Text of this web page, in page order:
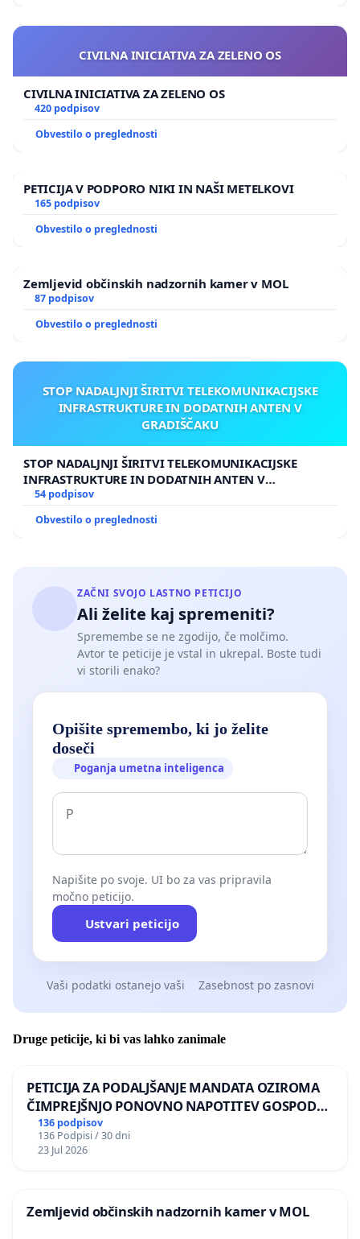
CIVILNA INICIATIVA ZA ZELENO OS
CIVILNA INICIATIVA ZA ZELENO OS
420 podpisov
Obvestilo o preglednosti
PETICIJA V PODPORO NIKI IN NAŠI METELKOVI
165 podpisov
Obvestilo o preglednosti
Zemljevid občinskih nadzornih kamer v MOL
87 podpisov
Obvestilo o preglednosti
STOP NADALJNJI ŠIRITVI TELEKOMUNIKACIJSKE
INFRASTRUKTURE IN DODATNIH ANTEN V
GRADIŠČAKU
STOP NADALJNJI ŠIRITVI TELEKOMUNIKACIJSKE
INFRASTRUKTURE IN DODATNIH ANTEN V
GRADIŠČAKU
54 podpisov
Obvestilo o preglednosti
ZAČNI SVOJO LASTNO PETICIJO
Ali želite kaj spremeniti?
Spremembe se ne zgodijo, če molčimo.
Avtor te peticije je vstal in ukrepal. Boste tudi
vi storili enako?
Opišite spremembo, ki jo želite
doseči
Poganja umetna inteligenca
Napišite po svoje. UI bo za vas pripravila
močno peticijo.
Ustvari peticijo
Vaši podatki ostanejo vaši Zasebnost po zasnovi
Druge peticije, ki bi vas lahko zanimale
PETICIJA ZA PODALJŠANJE MANDATA OZIROMA
ČIMPREJŠNJO PONOVNO NAPOTITEV GOSPODA
BERNARDA ŠRAJNERJA NA VELEPOSLANIŠTVO
REPUBLIKE SLOVENIJE V MOSKVI
136 podpisov
136 Podpisi / 30 dni
23 Jul 2026
Zemljevid občinskih nadzornih kamer v MOL